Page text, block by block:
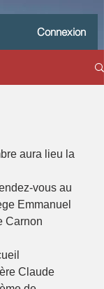
Connexion
aura lieu la
vous au
Emmanuel
Carnon
Claude